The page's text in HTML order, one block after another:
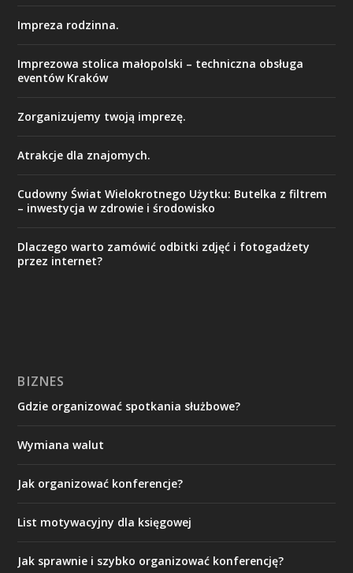
Impreza rodzinna.
Imprezowa stolica małopolski – techniczna obsługa
eventów Kraków
Zorganizujemy twoją imprezę.
Atrakcje dla znajomych.
Cudowny Świat Wielokrotnego Użytku: Butelka z filtrem
– inwestycja w zdrowie i środowisko
Dlaczego warto zamówić odbitki zdjęć i fotogadżety
przez internet?
BIZNES
Gdzie organizować spotkania służbowe?
Wymiana walut
Jak organizować konferencje?
List motywacyjny dla księgowej
Jak sprawnie i szybko organizować konferencję?